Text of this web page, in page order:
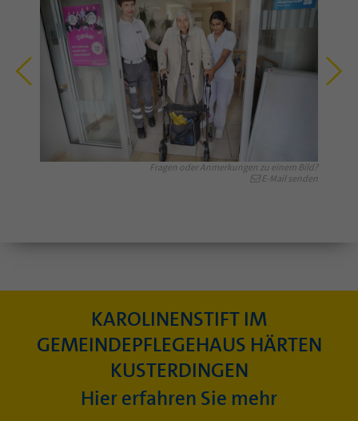
Fragen oder Anmerkungen zu einem Bild?
E-Mail senden
KAROLINENSTIFT IM
GEMEINDEPFLEGEHAUS HÄRTEN
KUSTERDINGEN
Hier erfahren Sie mehr